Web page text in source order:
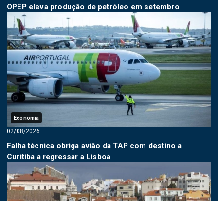
OPEP eleva produção de petróleo em setembro
Economia
02/08/2026
Falha técnica obriga avião da TAP com destino a
Curitiba a regressar a Lisboa